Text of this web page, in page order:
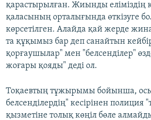
қарастырылған. Жиынды еліміздің
қаласының орталығында өткізуге
көрсетілген. Алайда қай жерде
та құқымыз бар деп санайтын
қорғаушылар" мен "белсенділер"
жоғары қояды" деді ол.
Тоқаевтың тұжырымы бойынша,
белсенділердің" кесірінен полиция
қызметіне толық көңіл бөле